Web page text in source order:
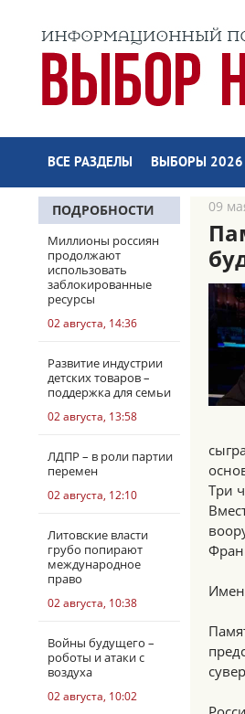
ВСЕ РАЗДЕЛЫ ВЫБОРЫ 2026
ПОДРОБНОСТИ
Миллионы россиян
продолжают
использовать
заблокированные
ресурсы
02 августа, 14:36
Развитие индустрии
детских товаров –
поддержка для семьи
02 августа, 13:58
ЛДПР – в роли партии
перемен
02 августа, 12:10
Литовские власти
грубо попирают
международное
право
02 августа, 10:38
Войны будущего –
роботы и атаки с
воздуха
02 августа, 10:02
09
Три